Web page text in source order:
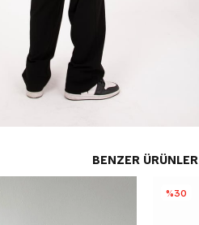
BENZER ÜRÜNLER
%30